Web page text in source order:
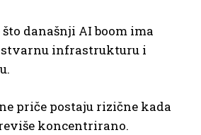
današnji AI boom ima
infrastrukturu i
priče postaju rizične kada
koncentrirano.